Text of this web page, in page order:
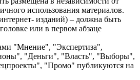
использования материалов.
изданий) – должна быть
или в первом абзаце
"Мнение", "Экспертиза",
"Деньги", "Власть", "Выборы",
"Промо" публикуются на